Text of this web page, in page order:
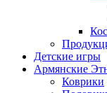
Детские игры
Армянские
Коврики